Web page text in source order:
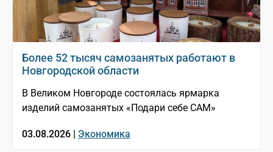
Более 52 тысяч самозанятых работают в
Новгородской области
В Великом Новгороде состоялась ярмарка
изделий самозанятых «Подари себе САМ»
03.08.2026 | Экономика